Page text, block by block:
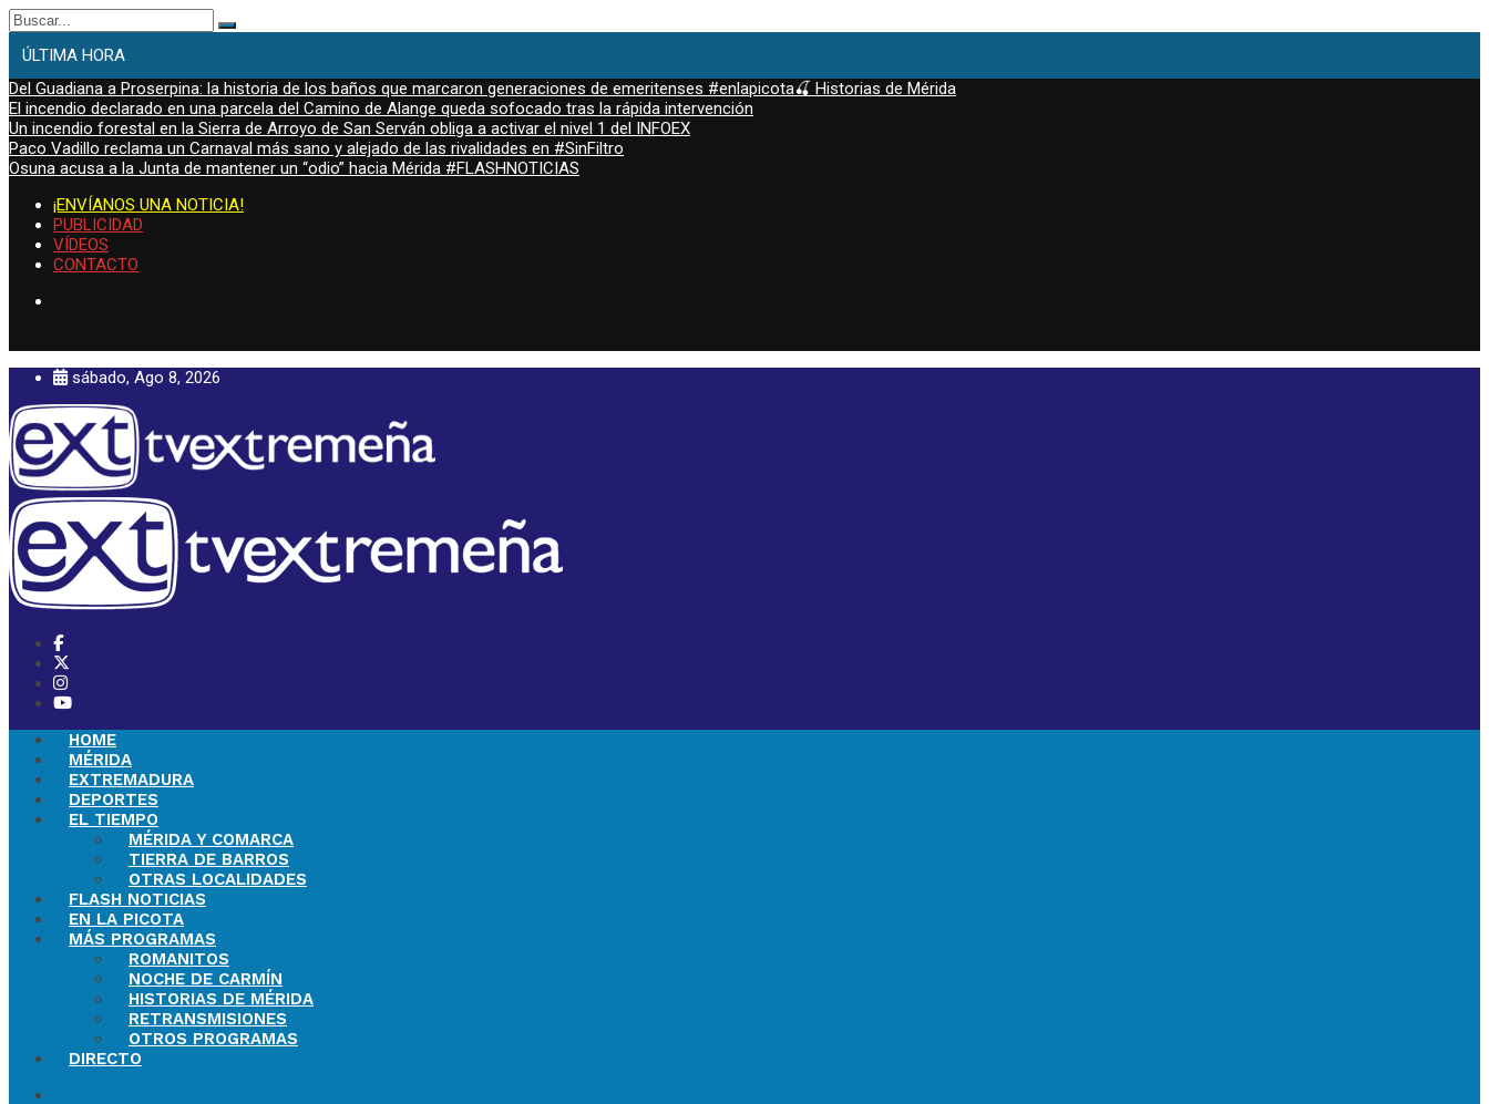
Buscar:
ÚLTIMA HORA
Del Guadiana a Proserpina: la historia de los baños que marcaron generaciones de emeritenses #enlapicota🍒 Historias de Mérida
El incendio declarado en una parcela del Camino de Alange queda sofocado tras la rápida intervención
Un incendio forestal en la Sierra de Arroyo de San Serván obliga a activar el nivel 1 del INFOEX
Paco Vadillo reclama un Carnaval más sano y alejado de las rivalidades en #SinFiltro
Osuna acusa a la Junta de mantener un “odio” hacia Mérida #FLASHNOTICIAS
¡ENVÍANOS UNA NOTICIA!
PUBLICIDAD
VÍDEOS
CONTACTO
sábado, Ago 8, 2026
HOME
MÉRIDA
EXTREMADURA
DEPORTES
EL TIEMPO
MÉRIDA Y COMARCA
TIERRA DE BARROS
OTRAS LOCALIDADES
FLASH NOTICIAS
EN LA PICOTA
MÁS PROGRAMAS
ROMANITOS
NOCHE DE CARMÍN
HISTORIAS DE MÉRIDA
RETRANSMISIONES
OTROS PROGRAMAS
DIRECTO